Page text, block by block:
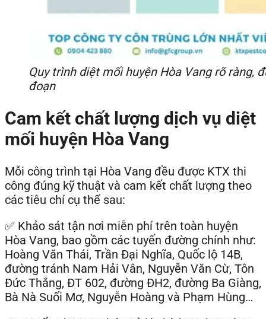
Quy trình diệt mối huyện Hòa Vang rõ ràng,
đoạn
Cam kết chất lượng dịch vụ diệt
mối huyện Hòa Vang
Mỗi công trình tại Hòa Vang đều được KTX thi
công đúng kỹ thuật và cam kết chất lượng theo
các tiêu chí cụ thể sau:
✅ Khảo sát tận nơi miễn phí trên toàn huyện
Hòa Vang, bao gồm các tuyến đường chính như:
Hoàng Văn Thái, Trần Đại Nghĩa, Quốc lộ 14B,
đường tránh Nam Hải Vân, Nguyễn Văn Cừ, Tôn
Đức Thắng, ĐT 602, đường ĐH2, đường Ba Giàng,
Bà Nà Suối Mơ, Nguyễn Hoàng và Phạm Hùng…